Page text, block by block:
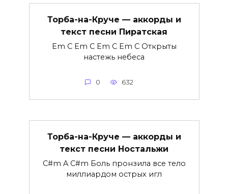
Торба-на-Круче — аккорды и
текст песни Пиратская
Em C Em C Em C Em C Открыты
настежь небеса
0 632
Торба-на-Круче — аккорды и
текст песни Ностальжи
C#m A C#m Боль пронзила все тело
миллиардом острых игл